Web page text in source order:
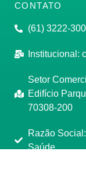
CONTATO
(61) 3222-
Institucional:
Setor
Edifício
70308-200
Razão
Saúde